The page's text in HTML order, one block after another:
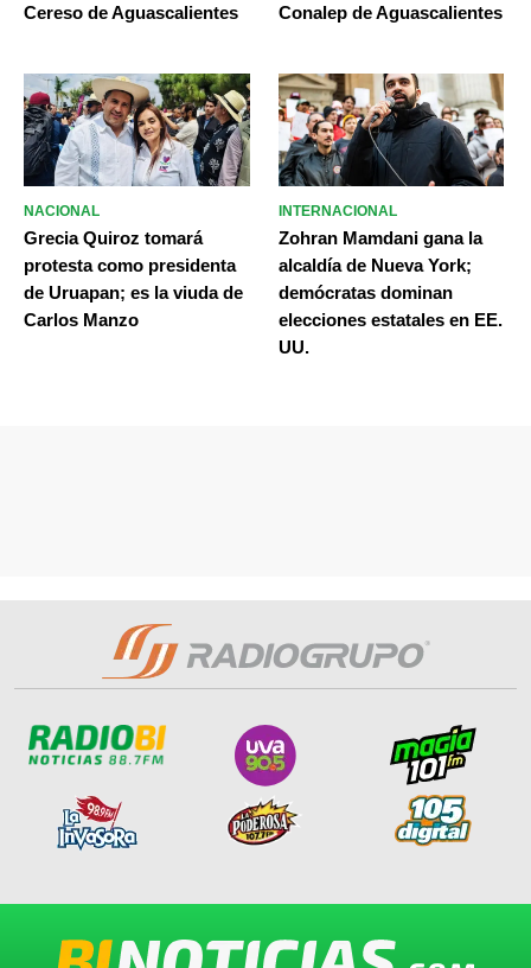
Cereso de Aguascalientes
Conalep de Aguascalientes
NACIONAL
Grecia Quiroz tomará
protesta como presidenta
de Uruapan; es la viuda de
Carlos Manzo
INTERNACIONAL
Zohran Mamdani gana la
alcaldía de Nueva York;
demócratas dominan
elecciones estatales en EE.
UU.